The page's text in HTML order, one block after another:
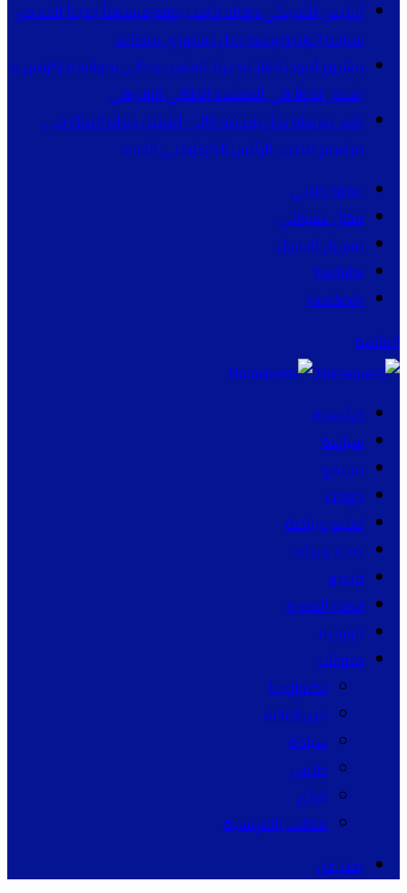
الرئيس الأمريكي دونالد ترامب يوقع مرسوماً جديداً للحد من
سياحة الولادة وسط جدل دستوري متصاعد
مشروع أنبوب الغاز نيجيريا-المغرب يحظى بموافقة إكواس و
يشكل تحولاً في المشهد الطاقي الإفريقي
ناصر بوريطة يحل بمدينة كالي لتمثيل جلالة الملك في
مراسيم تنصيب الرئيس الكولومبي الجديد
عمود جانبي
مقال عشوائي
تسجيل الدخول
YouTube
Facebook
القائمة
الرئيسية
سياسة
مجتمع
حوادث
تعليم ورياضة
صحة و بيئة
فيديو
فضاء الصورة
الورقية
منوعات
تكنولوجيا
فن وثقافة
سياحة
طقس
الرأي
مقالات بالفرنسية
بحث عن